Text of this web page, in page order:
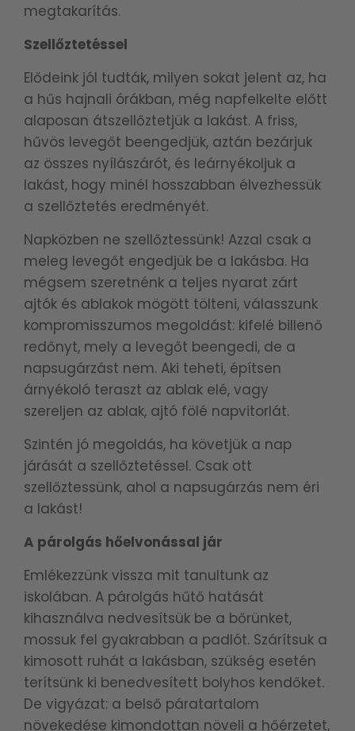
megtakarítás.
Szellőztetéssel
Elődeink jól tudták, milyen sokat jelent az, ha
a hűs hajnali órákban, még napfelkelte előtt
alaposan átszellőztetjük a lakást. A friss,
hűvös levegőt beengedjük, aztán bezárjuk
az összes nyílászárót, és leárnyékoljuk a
lakást, hogy minél hosszabban élvezhessük
a szellőztetés eredményét.
Napközben ne szellőztessünk! Azzal csak a
meleg levegőt engedjük be a lakásba. Ha
mégsem szeretnénk a teljes nyarat zárt
ajtók és ablakok mögött tölteni, válasszunk
kompromisszumos megoldást: kifelé billenő
redőnyt, mely a levegőt beengedi, de a
napsugárzást nem. Aki teheti, építsen
árnyékoló teraszt az ablak elé, vagy
szereljen az ablak, ajtó fölé napvitorlát.
Szintén jó megoldás, ha követjük a nap
járását a szellőztetéssel. Csak ott
szellőztessünk, ahol a napsugárzás nem éri
a lakást!
A párolgás hőelvonással jár
Emlékezzünk vissza mit tanultunk az
iskolában. A párolgás hűtő hatását
kihasználva nedvesítsük be a bőrünket,
mossuk fel gyakrabban a padlót. Szárítsuk a
kimosott ruhát a lakásban, szükség esetén
terítsünk ki benedvesített bolyhos kendőket.
De vigyázat: a belső páratartalom
növekedése kimondottan növeli a hőérzetet,